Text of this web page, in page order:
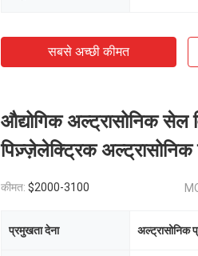
सबसे अच्छी कीमत
औद्योगिक अल्ट्रासोनिक सेल
पिज़्ज़ेलेक्ट्रिक
कीमत: $2000-3100
प्रमुखता देना अल्ट्रासोनिक